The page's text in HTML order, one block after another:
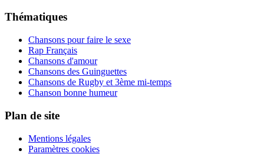
Thématiques
Chansons pour faire le sexe
Rap Français
Chansons d'amour
Chansons des Guinguettes
Chansons de Rugby et 3ème mi-temps
Chanson bonne humeur
Plan de site
Mentions légales
Paramètres cookies